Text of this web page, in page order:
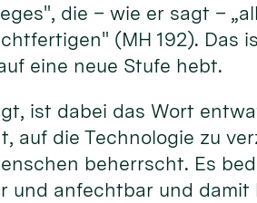
die – wie er sagt –
(MH 192). Das
eine neue Stufe hebt.
ist dabei das Wort
auf die Technologie zu
beherrscht. Es
und anfechtbar und